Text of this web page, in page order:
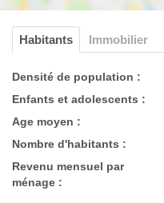
Habitants Immobilier
Densité de population :
Enfants et adolescents :
Age moyen :
Nombre d'habitants :
Revenu mensuel par
ménage :